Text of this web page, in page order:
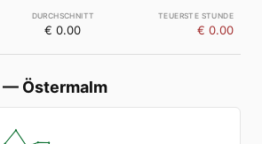
€ 0.00 € 0.00
— Östermalm